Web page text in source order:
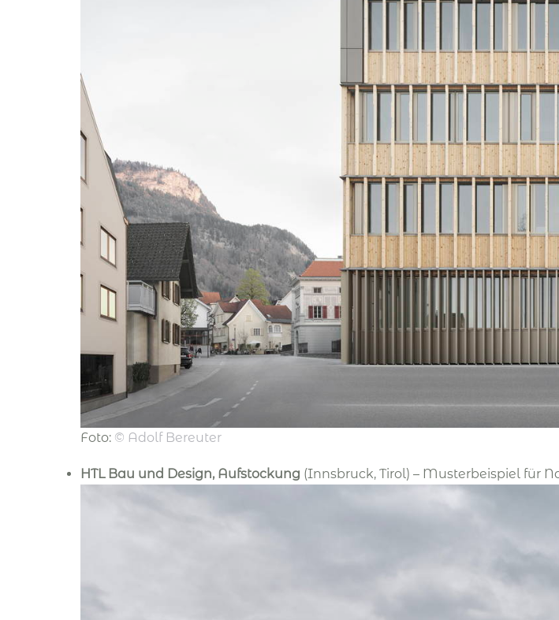
Foto: © Adolf Bereuter
HTL Bau und Design, Aufstockung (Innsbruck, Tirol) – Musterbeispiel für